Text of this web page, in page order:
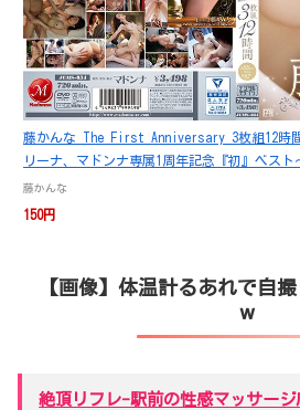
藤かんな The First Anniversary 3枚組12時
リーナ、マドンナ専属1周年記念『初』ベスト
藤かんな
150円
【画像】体温計るあれで自
ｗ
絶頂リフレ-駅前の性感マッサー